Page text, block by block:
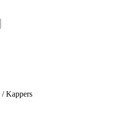
/Kappers